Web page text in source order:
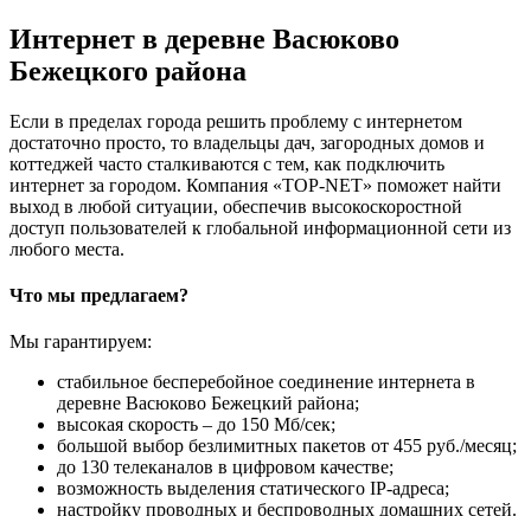
Интернет в деревне Васюково
Бежецкого района
Если в пределах города решить проблему с интернетом
достаточно просто, то владельцы дач, загородных домов и
коттеджей часто сталкиваются с тем, как подключить
интернет за городом. Компания «TOP-NET» поможет найти
выход в любой ситуации, обеспечив высокоскоростной
доступ пользователей к глобальной информационной сети из
любого места.
Что мы предлагаем?
Мы гарантируем:
стабильное бесперебойное соединение интернета в
деревне Васюково Бежецкий района;
высокая скорость – до 150 Мб/сек;
большой выбор безлимитных пакетов от 455 руб./месяц;
до 130 телеканалов в цифровом качестве;
возможность выделения статического IP-адреса;
настройку проводных и беспроводных домашних сетей.